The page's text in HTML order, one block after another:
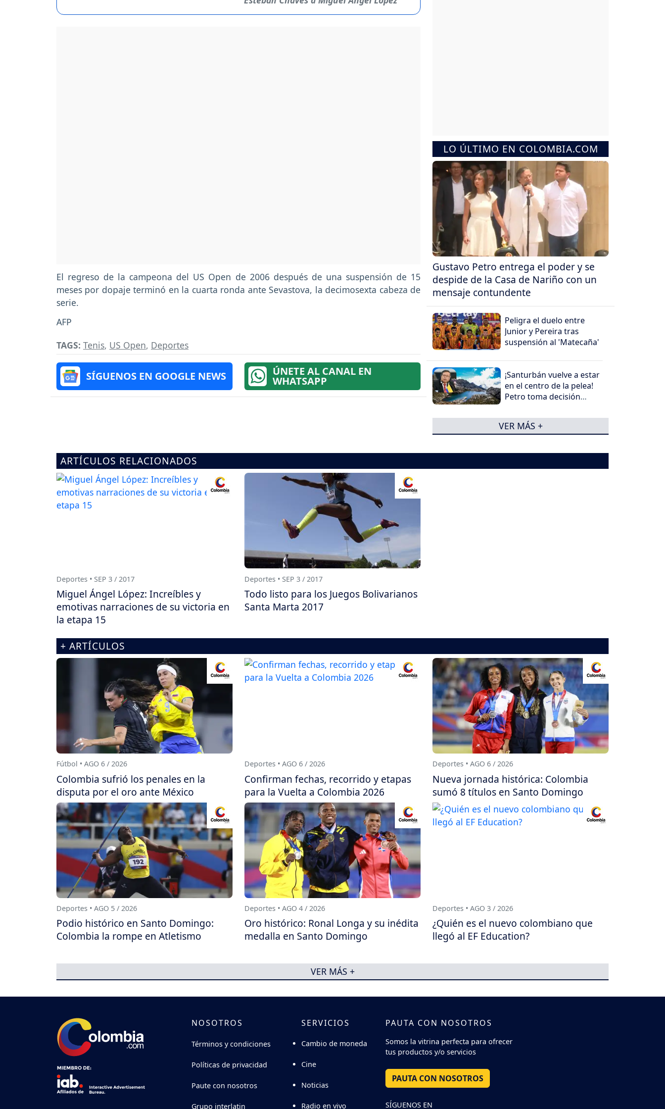
El regreso de la campeona del US Open de 2006 después de una suspensión de 15
meses por dopaje terminó en la cuarta ronda ante Sevastova, la decimosexta cabeza de
serie.
AFP
TAGS: Tenis, US Open, Deportes
SÍGUENOS EN GOOGLE NEWS ÚNETE AL CANAL EN
WHATSAPP
LO ÚLTIMO EN COLOMBIA.COM
Gustavo Petro entrega el poder y se
despide de la Casa de Nariño con un
mensaje contundente
Peligra el duelo entre
Junior y Pereira tras
suspensión al 'Matecaña'
¡Santurbán vuelve a estar
en el centro de la pelea!
Petro toma decisión
VER MÁS +
ARTÍCULOS RELACIONADOS
Deportes • SEP 3 / 2017
Miguel Ángel López: Increíbles y
emotivas narraciones de su victoria en
la etapa 15
Deportes • SEP 3 / 2017
Todo listo para los Juegos Bolivarianos
Santa Marta 2017
+ ARTÍCULOS
Fútbol • AGO 6 / 2026
Colombia sufrió los penales en la
disputa por el oro ante México
Deportes • AGO 6 / 2026
Confirman fechas, recorrido y etapas
para la Vuelta a Colombia 2026
Deportes • AGO 6 / 2026
Nueva jornada histórica: Colombia
sumó 8 títulos en Santo Domingo
Deportes • AGO 5 / 2026
Podio histórico en Santo Domingo:
Colombia la rompe en Atletismo
Deportes • AGO 4 / 2026
Oro histórico: Ronal Longa y su inédita
medalla en Santo Domingo
Deportes • AGO 3 / 2026
¿Quién es el nuevo colombiano que
llegó al EF Education?
VER MÁS +
NOSOTROS
Términos y condiciones
Políticas de privacidad
Paute con nosotros
Grupo interlatin
SERVICIOS
Cambio de moneda
Cine
Noticias
Radio en vivo
PAUTA CON NOSOTROS
Somos la vitrina perfecta para ofrecer
tus productos y/o servicios
PAUTA CON NOSOTROS
SÍGUENOS EN